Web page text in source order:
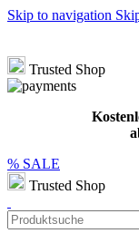
Skip to navigation
Trusted Shop
% SALE
Trusted Shop